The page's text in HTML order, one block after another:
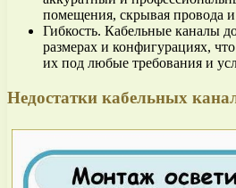
помещения, скрывая провода и
Гибкость. Кабельные каналы
размерах и конфигурациях,
их под любые требования и
Недостатки кабельных